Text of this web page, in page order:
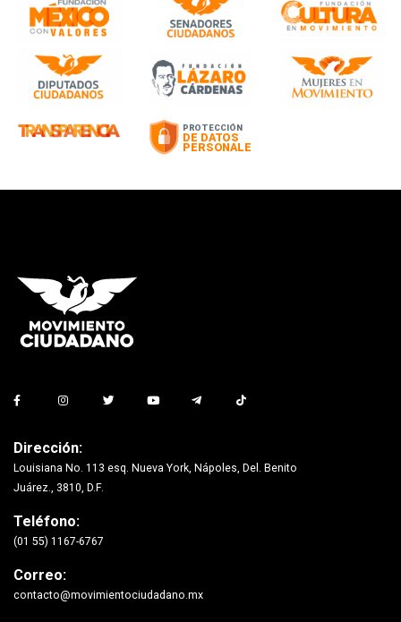
Dirección:
Louisiana No. 113 esq. Nueva York, Nápoles, Del. Benito
Juárez., 3810, D.F.
Teléfono:
(01 55) 1167-6767
Correo:
contacto@movimientociudadano.mx